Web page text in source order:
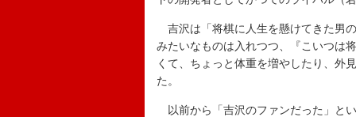
吉沢は「将棋に人生を懸けてきた男
みたいなものは入れつつ、『こいつは
くて、ちょっと体重を増やしたり、外
た。
以前から「吉沢のファンだった」と